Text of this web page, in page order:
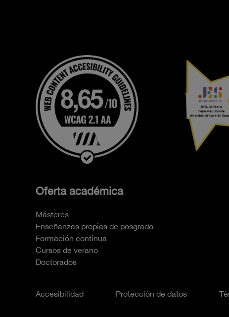
Oferta académica
Másteres
Enseñanzas propias de posgrado
Formación continua
Cursos de verano
Doctorados
Accesibilidad Protección de datos